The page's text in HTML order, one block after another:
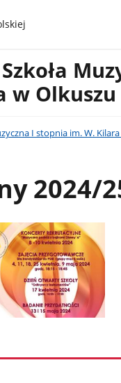
w Olkuszu
I stopnia im. W.
2024/